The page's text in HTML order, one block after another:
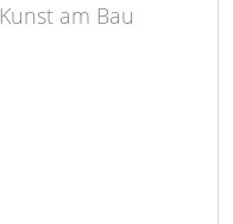
Kunst am Bau